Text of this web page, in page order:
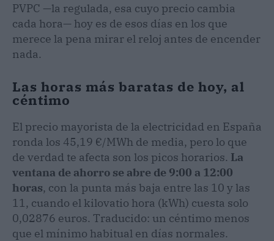
PVPC —la regulada, esa cuyo precio cambia
cada hora— hoy es de esos días en los que
merece la pena mirar el reloj antes de encender
nada.
Las horas más baratas de hoy, al
céntimo
El precio mayorista de la electricidad en España
ronda los 45,19 €/MWh de media, pero lo que
de verdad te afecta son los picos horarios. La
ventana de ahorro se abre de 9:00 a 12:00
horas, con la punta más baja entre las 10 y las
11, cuando el kilovatio hora (kWh) cuesta solo
0,02876 euros. Traducido: un céntimo menos
que el mínimo habitual en días normales.